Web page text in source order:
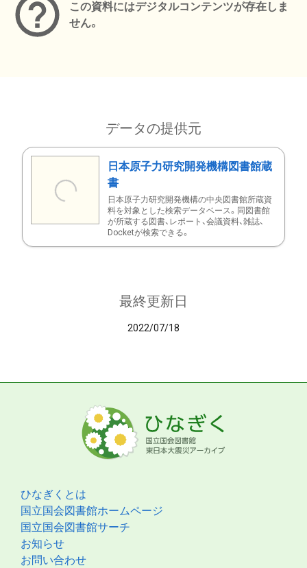
この資料にはデジタルコンテンツが存在しま
せん。
データの提供元
日本原子力研究開発機構図書館蔵
書
日本原子力研究開発機構の中央図書館所蔵資
料を対象とした検索データベース。同図書館
が所蔵する図書、レポート、会議資料、雑誌、
Docketが検索できる。
最終更新日
2022/07/18
ひなぎくとは
国立国会図書館ホームページ
国立国会図書館サーチ
お知らせ
お問い合わせ